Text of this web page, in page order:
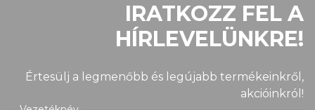
IRATKOZZ FEL A
HÍRLEVELÜNKRE!
Értesülj a legmenőbb és legújabb termékeinkről,
akcióinkról!